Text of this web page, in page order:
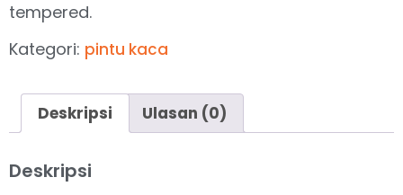
tempered.
Kategori: pintu kaca
Deskripsi Ulasan (0)
Deskripsi